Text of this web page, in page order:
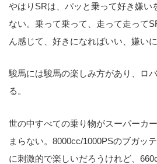
やはりSRは、パッと乗って好き嫌い
ない。乗って乗って、走って走って
ん感じて、好きになればいい、嫌いに
駿馬には駿馬の楽しみ方があり、ロ
る。
世の中すべての乗り物がスーパーカ
まらない。8000cc/1000PSのブガッ
に刺激的で楽しいだろうけれど、